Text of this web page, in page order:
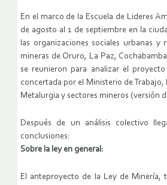
En el marco de la Escuela de Lideres
de agosto al 1 de septiembre en la
las organizaciones sociales urbanas y
mineras de Oruro, La Paz,
se reunieron para analizar el
concertada por el Ministerio de
Metalurgia y sectores mineros (versión
Después de un análisis colectivo
conclusiones:
Sobre la ley en general:
El anteproyecto de la Ley de Minería,